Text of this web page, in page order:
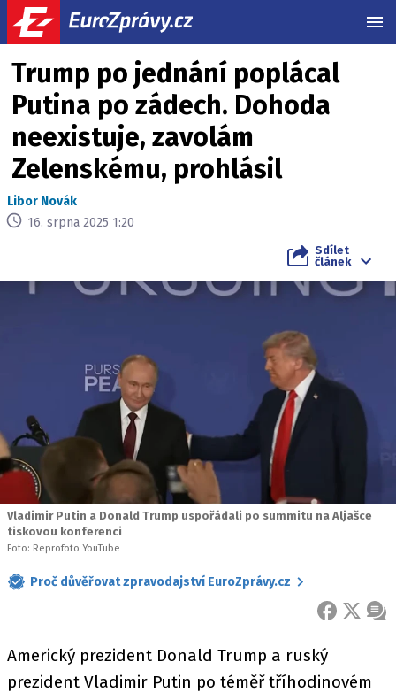
Trump po jednání poplácal
Putina po zádech. Dohoda
neexistuje, zavolám
Zelenskému, prohlásil
Libor Novák
16. srpna 2025 1:20
Sdílet
článek
Vladimir Putin a Donald Trump uspořádali po summitu na Aljašce
tiskovou konferenci
Foto: Reprofoto YouTube
Proč důvěřovat zpravodajství EuroZprávy.cz
FACEBOOK
X
Americký prezident Donald Trump a ruský
prezident Vladimir Putin po téměř tříhodinovém